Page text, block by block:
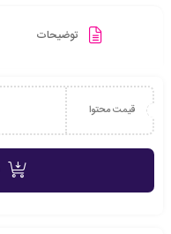
توضیحات
قیمت محتوا